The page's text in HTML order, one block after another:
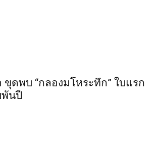
ขุดพบ “กลองมโหระทึก” ใบแรก
นปี